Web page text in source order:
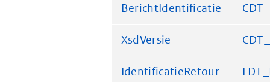
BerichtIdentificatie
XsdVersie
IdentificatieRetour